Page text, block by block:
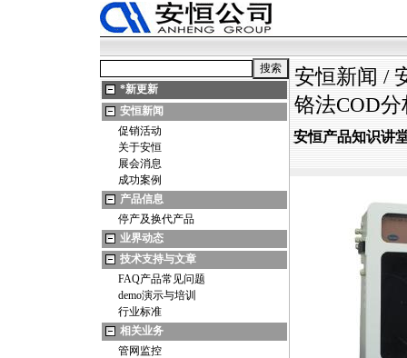
*新更新
安恒新闻
促销活动
关于安恒
展会消息
成功案例
产品信息
停产及换代产品
业界动态
技术支持与文章
FAQ产品常见问题
demo演示与培训
行业标准
相关业务
管网监控
安恒新闻 /
铬法COD
安恒产品知识讲